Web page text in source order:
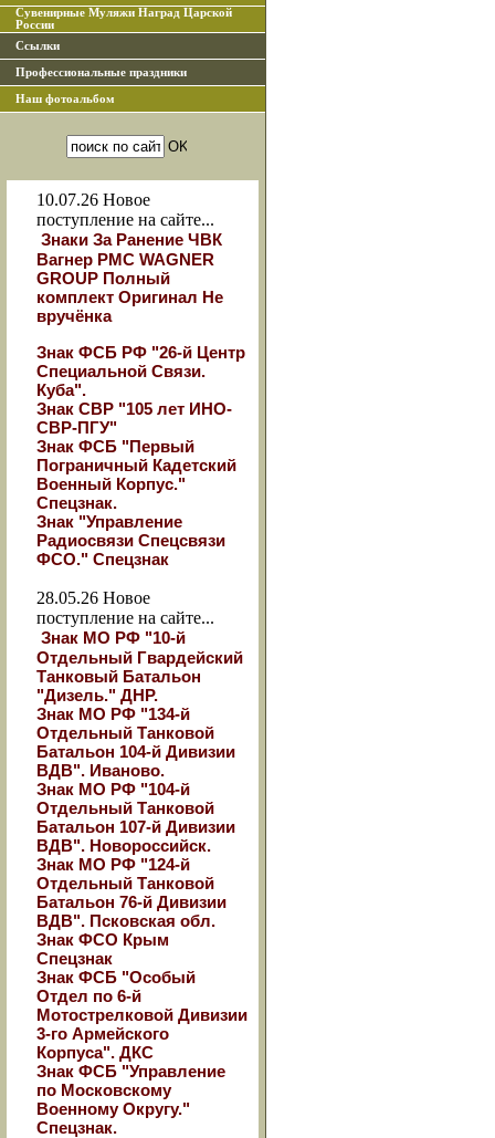
Сувенирные Муляжи Наград Царской
России
Ссылки
Профессиональные праздники
Наш фотоальбом
10.07.26 Новое
поступление на сайте...
Знаки За Ранение ЧВК
Вагнер РМС WAGNER
GROUP Полный
комплект Оригинал Не
вручёнка
Знак ФСБ РФ "26-й Центр
Специальной Связи.
Куба".
Знак СВР "105 лет ИНО-
СВР-ПГУ"
Знак ФСБ "Первый
Пограничный Кадетский
Военный Корпус."
Спецзнак.
Знак "Управление
Радиосвязи Спецсвязи
ФСО." Спецзнак
28.05.26 Новое
поступление на сайте...
Знак МО РФ "10-й
Отдельный Гвардейский
Танковый Батальон
"Дизель." ДНР.
Знак МО РФ "134-й
Отдельный Танковой
Батальон 104-й Дивизии
ВДВ". Иваново.
Знак МО РФ "104-й
Отдельный Танковой
Батальон 107-й Дивизии
ВДВ". Новороссийск.
Знак МО РФ "124-й
Отдельный Танковой
Батальон 76-й Дивизии
ВДВ". Псковская обл.
Знак ФСО Крым
Спецзнак
Знак ФСБ "Особый
Отдел по 6-й
Мотострелковой Дивизии
3-го Армейского
Корпуса". ДКС
Знак ФСБ "Управление
по Московскому
Военному Округу."
Спецзнак.